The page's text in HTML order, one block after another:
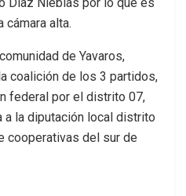
cámara alta.
de Yavaros,
coalición de los 3 partidos,
federal por el distrito 07,
a la diputación local distrito
cooperativas del sur de